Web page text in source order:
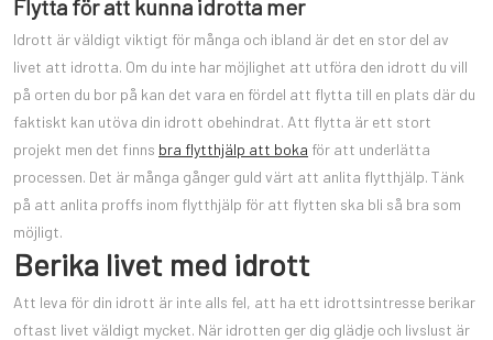
Flytta för att kunna idrotta mer
Idrott är väldigt viktigt för många och ibland är det en stor del av
livet att idrotta. Om du inte har möjlighet att utföra den idrott du vill
på orten du bor på kan det vara en fördel att flytta till en plats där du
faktiskt kan utöva din idrott obehindrat. Att flytta är ett stort
projekt men det finns bra flytthjälp att boka för att underlätta
processen. Det är många gånger guld värt att anlita flytthjälp. Tänk
på att anlita proffs inom flytthjälp för att flytten ska bli så bra som
möjligt.
Berika livet med idrott
Att leva för din idrott är inte alls fel, att ha ett idrottsintresse berikar
oftast livet väldigt mycket. När idrotten ger dig glädje och livslust är